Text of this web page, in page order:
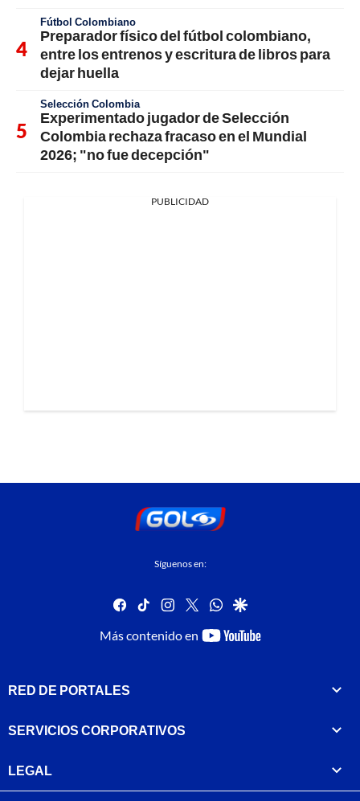
Fútbol Colombiano
Preparador físico del fútbol colombiano,
entre los entrenos y escritura de libros para
dejar huella
Selección Colombia
Experimentado jugador de Selección
Colombia rechaza fracaso en el Mundial
2026; "no fue decepción"
PUBLICIDAD
Síguenos en:
facebook
tiktok instagram
twitterwhatsapp
google
Más contenido en
youtube-
RED DE PORTALES
SERVICIOS CORPORATIVOS
LEGAL